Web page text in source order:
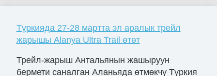
Түркияда 27-28 мартта эл аралык трейл
жарышы Alanya Ultra Trail өтөт
Трейл-жарыш Антальянын жашыруун
бермети саналган Аланьяда өтмөкчү Түркия